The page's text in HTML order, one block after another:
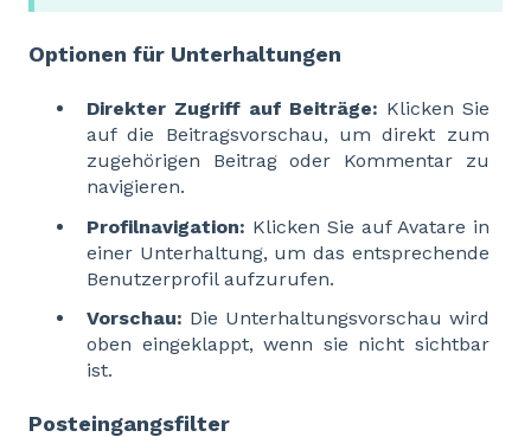
Optionen für Unterhaltungen
Direkter Zugriff auf Beiträge: Klicken Sie
auf die Beitragsvorschau, um direkt zum
zugehörigen Beitrag oder Kommentar zu
navigieren.
Profilnavigation: Klicken Sie auf Avatare in
einer Unterhaltung, um das entsprechende
Benutzerprofil aufzurufen.
Vorschau: Die Unterhaltungsvorschau wird
oben eingeklappt, wenn sie nicht sichtbar
ist.
Posteingangsfilter